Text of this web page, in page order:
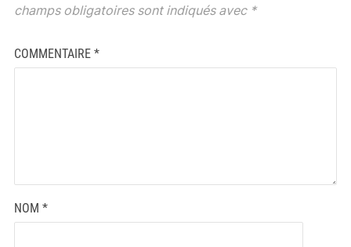
champs obligatoires sont indiqués avec *
COMMENTAIRE *
NOM *